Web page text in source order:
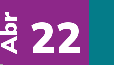
Abr 22